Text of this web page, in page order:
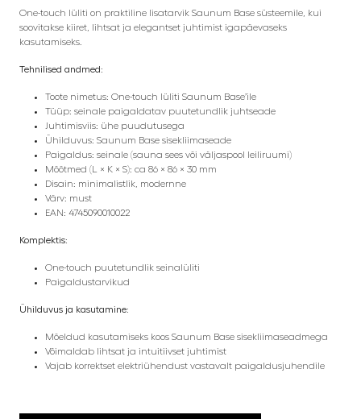
One-touch lüliti on praktiline lisatarvik Saunum Base süsteemile, kui
soovitakse kiiret, lihtsat ja elegantset juhtimist igapäevaseks
kasutamiseks.
Tehnilised andmed:
Toote nimetus: One-touch lüliti Saunum Base’ile
Tüüp: seinale paigaldatav puutetundlik juhtseade
Juhtimisviis: ühe puudutusega
Ühilduvus: Saunum Base sisekliimaseade
Paigaldus: seinale (sauna sees või väljaspool leiliruumi)
Mõõtmed (L × K × S): ca 86 × 86 × 30 mm
Disain: minimalistlik, modernne
Värv: must
EAN: 4745090010022
Komplektis:
One-touch puutetundlik seinalüliti
Paigaldustarvikud
Ühilduvus ja kasutamine:
Mõeldud kasutamiseks koos Saunum Base sisekliimaseadmega
Võimaldab lihtsat ja intuitiivset juhtimist
Vajab korrektset elektriühendust vastavalt paigaldusjuhendile